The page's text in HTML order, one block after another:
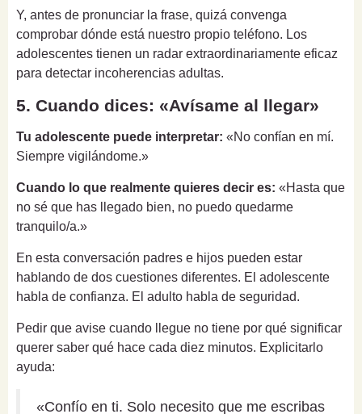
Y, antes de pronunciar la frase, quizá convenga
comprobar dónde está nuestro propio teléfono. Los
adolescentes tienen un radar extraordinariamente eficaz
para detectar incoherencias adultas.
5. Cuando dices: «Avísame al llegar»
Tu adolescente puede interpretar: «No confían en mí.
Siempre vigilándome.»
Cuando lo que realmente quieres decir es: «Hasta que
no sé que has llegado bien, no puedo quedarme
tranquilo/a.»
En esta conversación padres e hijos pueden estar
hablando de dos cuestiones diferentes. El adolescente
habla de confianza. El adulto habla de seguridad.
Pedir que avise cuando llegue no tiene por qué significar
querer saber qué hace cada diez minutos. Explicitarlo
ayuda:
«Confío en ti. Solo necesito que me escribas